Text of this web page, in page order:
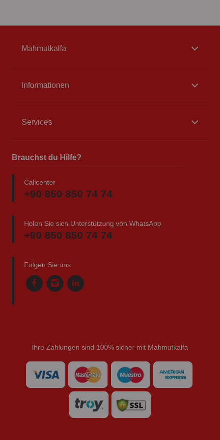
Mahmutkalfa
Informationen
Services
Brauchst du Hilfe?
Callcenter
+90 850 850 74 74
Holen Sie sich Unterstützung von WhatsApp
+90 850 850 74 74
Folgen Sie uns
Ihre Zahlungen sind 100% sicher mit Mahmutkalfa